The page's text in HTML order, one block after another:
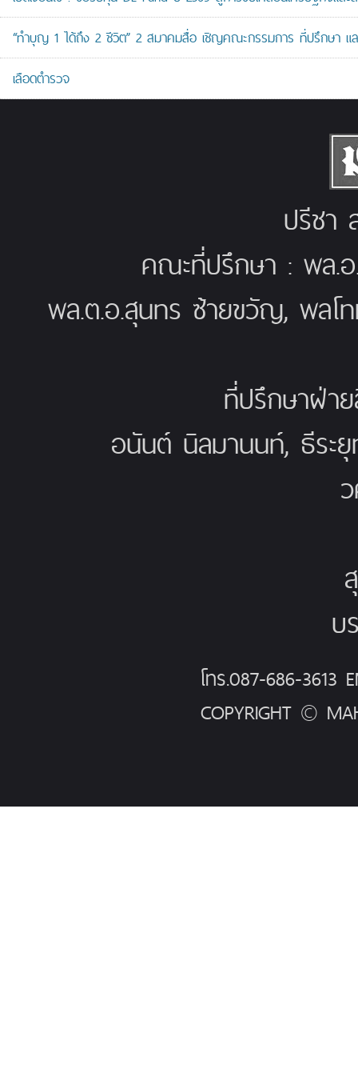
“ทำบุญ 1 ได้ถึง 2 ชีวิต” 2 สมาคมสื่อ เชิญคณะกรรมการ ที่ปรึกษา แ
เลือดตำรวจ
ปรีชา
คณะที่ปรึกษา : พล.
พล.ต.อ.สุนทร ซ้ายขวัญ, พล
ที่ปรึกษาฝ่า
อนันต์ นิลมานนท์, ธีร
บ
โทร.087-686-3613
COPYRIGHT ©